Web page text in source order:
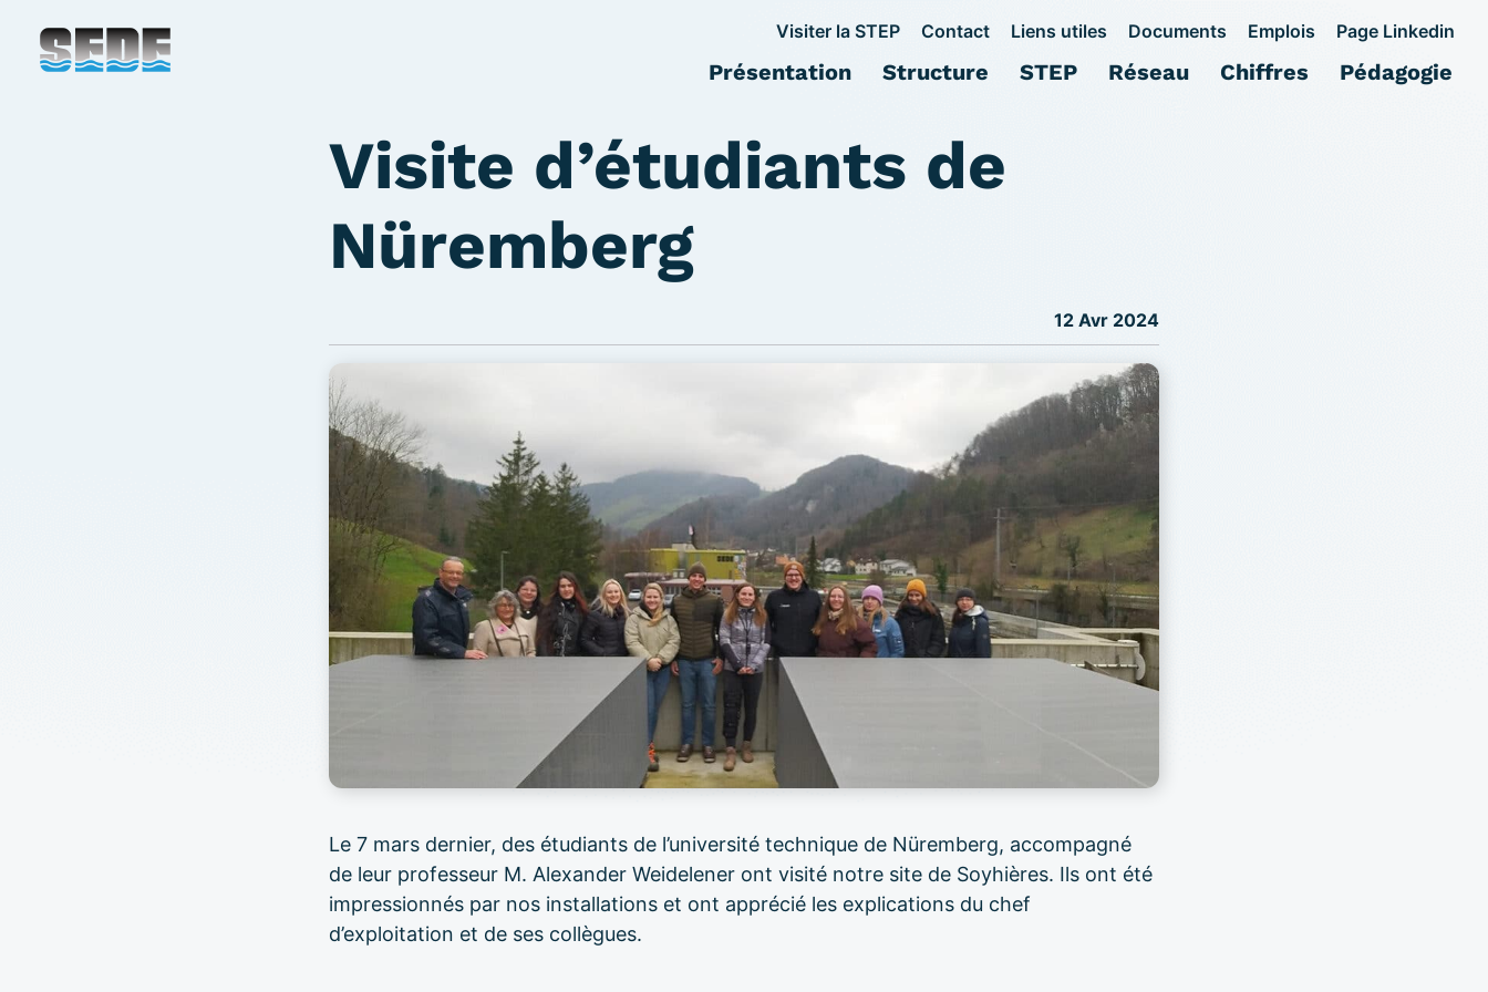
Visiter la STEP Contact Liens utiles Documents Emplois Page Linkedin
Présentation Structure STEP Réseau Chiffres Pédagogie
Visite d’étudiants de
Nüremberg
12 Avr 2024
Le 7 mars dernier, des étudiants de l’université technique de Nüremberg, accompagné
de leur professeur M. Alexander Weidelener ont visité notre site de Soyhières. Ils ont été
impressionnés par nos installations et ont apprécié les explications du chef
d’exploitation et de ses collègues.